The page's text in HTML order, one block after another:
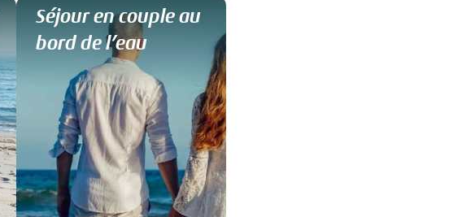
Séjour en couple au
bord de l’eau